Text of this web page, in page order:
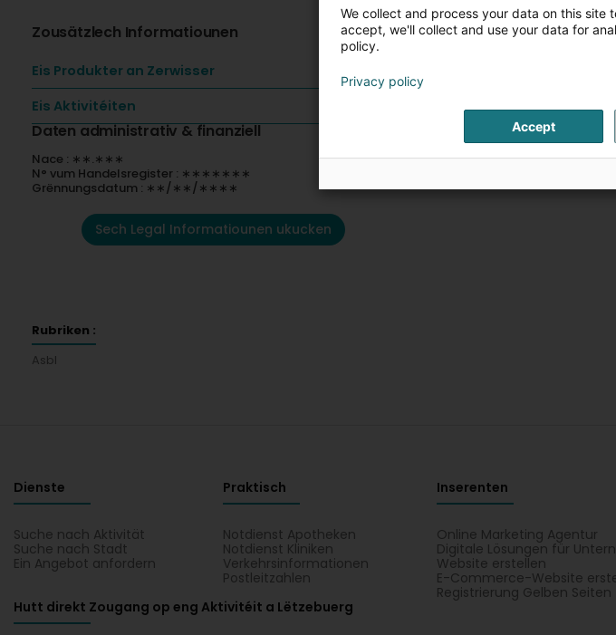
Zousätzlech Informatiounen
Eis Produkter an Zerwisser
Eis Aktivitéiten
Daten administrativ & finanziell
Nace : ∗∗.∗∗∗
N° vum Handelsregister : ∗∗∗∗∗∗∗
Grënnungsdatum : ∗∗/∗∗/∗∗∗∗
Sech Legal Informatiounen ukucken
Rubriken :
Asbl
Dienste
Suche nach Aktivität
Suche nach Stadt
Ein Angebot anfordern
Praktisch
Notdienst Apotheken
Notdienst Kliniken
Verkehrsinformationen
Postleitzahlen
Inserenten
Online Marketing Agentur
Digitale Lösungen für
Website erstellen
E-Commerce-Website
Registrierung Gelben Seiten
Hutt direkt Zougang op eng Aktivitéit a Lëtzebuerg
We collect and process your data on this site
accept, we'll collect and use your data for
policy.
Privacy policy
Accept